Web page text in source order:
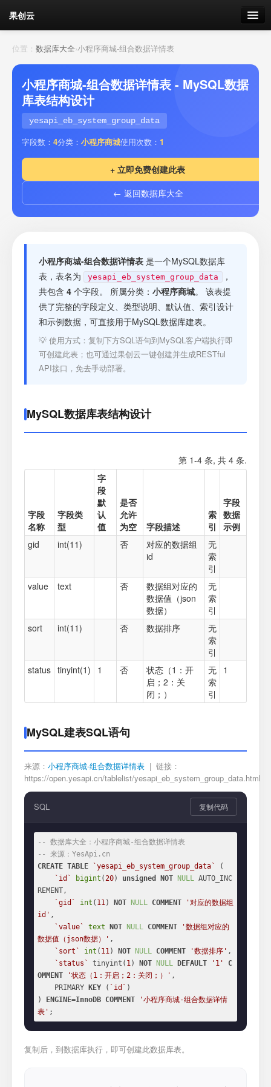
果创云
数据表单
API接口
云存储
流量 剩余接口流量
套餐
接口测试
位置： 数据库大全›小程序商城-组合数据详情表
小程序商城-组合数据详情表 - MySQL数据
库表结构设计
yesapi_eb_system_group_data
字段数： 4分类： 小程序商城使用次数： 1
+ 立即免费创建此表
← 返回数据库大全
小程序商城-组合数据详情表 是一个MySQL数据库
表，表名为
yesapi_eb_system_group_data
，
共包含 4 个字段。 所属分类： 小程序商城。 该表提
供了完整的字段定义、类型说明、默认值、索引设计
和示例数据，可直接用于MySQL数据库建表。
💡 使用方式：复制下方SQL语句到MySQL客户端执行即
可创建此表；也可通过果创云一键创建并生成RESTful
API接口，免去手动部署。
MySQL数据库表结构设计
第 1-4 条, 共 4 条.
字段
名称
字段类
型
字
段
默
认
值
是否
允许
为空
字段描述
索
引
字段
数据
示例
gid
int(11) 否
对应的数据组
id
无
索
引
value
text 否
数据组对应的
数据值（json
数据）
无
索
引
sort
int(11) 否 数据排序
无
索
引
status tinyint(1) 1 否
状态（1：开
启；2：关
闭；）
无
索
引
1
MySQL建表SQL语句
来源： 小程序商城-组合数据详情表 | 链接：
https://open.yesapi.cn/tablelist/yesapi_eb_system_group_data.html
SQL 复制代码
-- 数据库大全：小程序商城-组合数据详情表
-- 来源：YesApi.cn
CREATE TABLE `yesapi_eb_system_group_data`
(
`id`
bigint (20) unsigned NOT NULL AUTO_INC
REMENT,
`gid`
int ( 11) NOT NULL COMMENT
'对应的数据组
id' ,
`value`
text NOT NULL COMMENT
'数据组对应的
数据值（json数据）' ,
`sort`
int ( 11) NOT NULL COMMENT '数据排序' ,
`status`
tinyint( 1) NOT NULL DEFAULT '1'
C
OMMENT
'状态（1：开启；2：关闭；）' ,
    PRIMARY
KEY ( `id` )
)
ENGINE=InnoDB COMMENT
'小程序商城-组合数据详情
表' ;
复制后，到数据库执行，即可创建此数据库表。